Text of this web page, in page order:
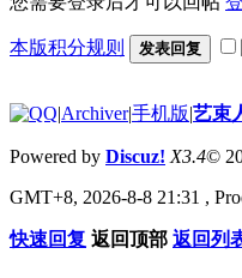
本版积分规则 发表回复
|Archiver|手机版|艺束
Powered by Discuz! X3.4©
GMT+8, 2026-8-8 21:31 ,
快速回复 返回顶部 返回列